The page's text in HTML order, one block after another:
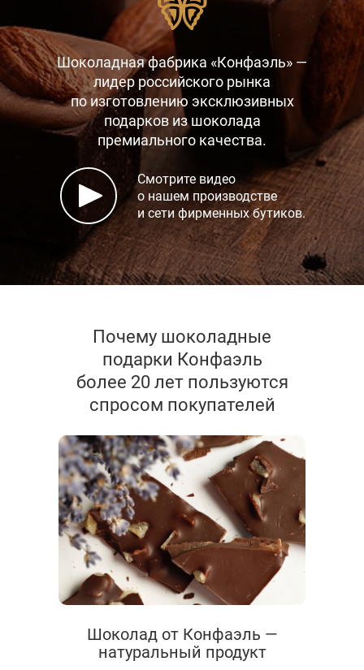
Шоколадная фабрика «Конфаэль» —
лидер российского рынка
по изготовлению эксклюзивных
подарков из шоколада
премиального качества.
Смотрите видео
о нашем производстве
и сети фирменных бутиков.
Почему шоколадные
подарки Конфаэль
более 20 лет пользуются
спросом покупателей
Шоколад от Конфаэль —
натуральный продукт